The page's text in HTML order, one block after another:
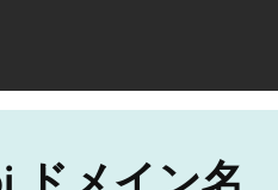
ドメイン名